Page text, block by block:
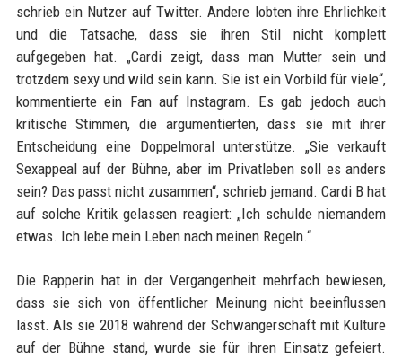
schrieb ein Nutzer auf Twitter. Andere lobten ihre Ehrlichkeit
und die Tatsache, dass sie ihren Stil nicht komplett
aufgegeben hat. „Cardi zeigt, dass man Mutter sein und
trotzdem sexy und wild sein kann. Sie ist ein Vorbild für viele“,
kommentierte ein Fan auf Instagram. Es gab jedoch auch
kritische Stimmen, die argumentierten, dass sie mit ihrer
Entscheidung eine Doppelmoral unterstütze. „Sie verkauft
Sexappeal auf der Bühne, aber im Privatleben soll es anders
sein? Das passt nicht zusammen“, schrieb jemand. Cardi B hat
auf solche Kritik gelassen reagiert: „Ich schulde niemandem
etwas. Ich lebe mein Leben nach meinen Regeln.“
Die Rapperin hat in der Vergangenheit mehrfach bewiesen,
dass sie sich von öffentlicher Meinung nicht beeinflussen
lässt. Als sie 2018 während der Schwangerschaft mit Kulture
auf der Bühne stand, wurde sie für ihren Einsatz gefeiert.